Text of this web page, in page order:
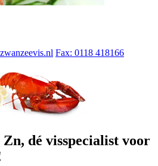
Fax: 0118 418166
dé visspecialist voor